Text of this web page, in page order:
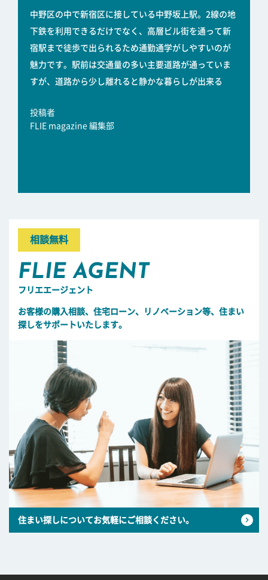
中野区の中で新宿区に接している中野坂上駅。2線の地
下鉄を利用できるだけでなく、高層ビル街を通って新
宿駅まで徒歩で出られるため通勤通学がしやすいのが
魅力です。駅前は交通量の多い主要道路が通っていま
すが、道路から少し離れると静かな暮らしが出来る
投稿者
FLIE magazine 編集部
相談無料
FLIE AGENT
フリエエージェント
お客様の購入相談、住宅ローン、リノベーション等、住まい
探しをサポートいたします。
住まい探しについてお気軽にご相談ください。